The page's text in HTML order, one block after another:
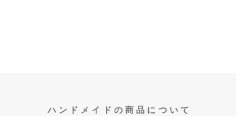
ハンドメイドの商品について